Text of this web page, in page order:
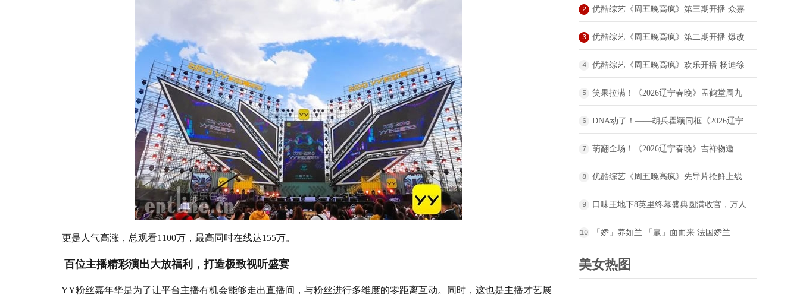
更是人气高涨，总观看1100万，最高同时在线达155万。
百位主播精彩演出大放福利，打造极致视听盛宴
YY粉丝嘉年华是为了让平台主播有机会能够走出直播间，与粉丝进行多维度的零距离互动。同时，这也是主播才艺展
场“反向招聘”脱口秀，让企业家“集体破防”
2 优酷综艺《周五晚高疯》第三期开播 众嘉
宾复刻春晚名场面唤起回忆杀
3 优酷综艺《周五晚高疯》第二期开播 爆改
职场智斗老板欢乐升级
4 优酷综艺《周五晚高疯》欢乐开播 杨迪徐
志胜综艺半壁江山巅峰对垒疯度狂飙
5 笑果拉满！《2026辽宁春晚》孟鹤堂周九
良重磅回归
6 DNA动了！——胡兵瞿颖同框《2026辽宁
春晚》
7 萌翻全场！《2026辽宁春晚》吉祥物邀
您“马上”接好运
8 优酷综艺《周五晚高疯》先导片抢鲜上线
全员集体发疯打造超爆笑的“癫疯”治愈综艺
9 口味王地下8英里终幕盛典圆满收官，万人
见证中文说唱历史时刻
10 「娇」养如兰 「赢」面而来 法国娇兰
「赢」面开年 耀启新岁华章
美女热图